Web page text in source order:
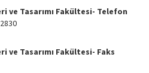
ve Tasarımı Fakültesi- Telefon
ve Tasarımı Fakültesi- Faks